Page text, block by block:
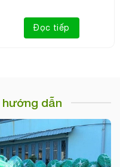
Đọc tiếp
dẫn